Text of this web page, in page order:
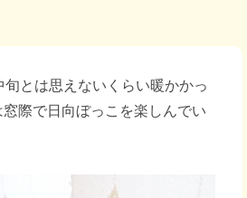
旬とは思えないくらい暖かかっ
際で日向ぼっこを楽しんでい